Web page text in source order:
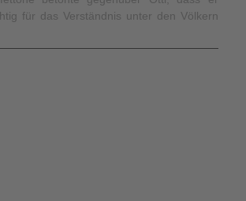
für das Verständnis unter den Völkern